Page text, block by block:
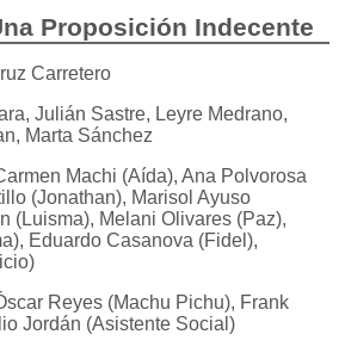
Proposición Indecente
Carretero
Julián Sastre, Leyre Medrano,
Marta Sánchez
Machi (Aída), Ana Polvorosa
(Jonathan), Marisol Ayuso
(Luisma), Melani Olivares (Paz),
Eduardo Casanova (Fidel),
Reyes (Machu Pichu), Frank
Jordán (Asistente Social)